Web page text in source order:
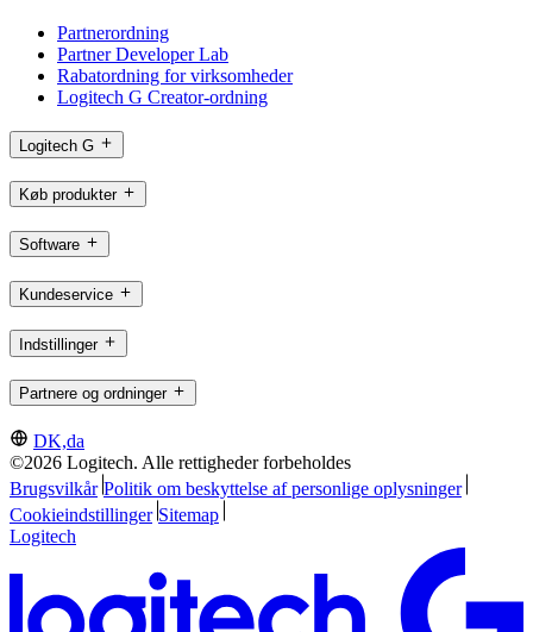
Partnerordning
Partner Developer Lab
Rabatordning for virksomheder
Logitech G Creator-ordning
Logitech G
Køb produkter
Software
Kundeservice
Indstillinger
Partnere og ordninger
DK,da
©2026 Logitech. Alle rettigheder forbeholdes
Brugsvilkår Politik om beskyttelse af personlige oplysninger
Cookieindstillinger Sitemap
Logitech